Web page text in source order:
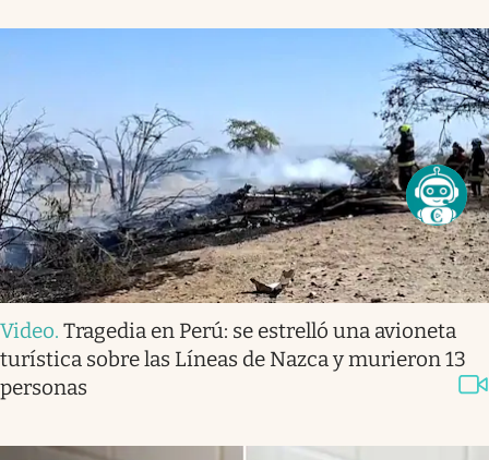
Video. Tragedia en Perú: se estrelló una avioneta
turística sobre las Líneas de Nazca y murieron 13
personas